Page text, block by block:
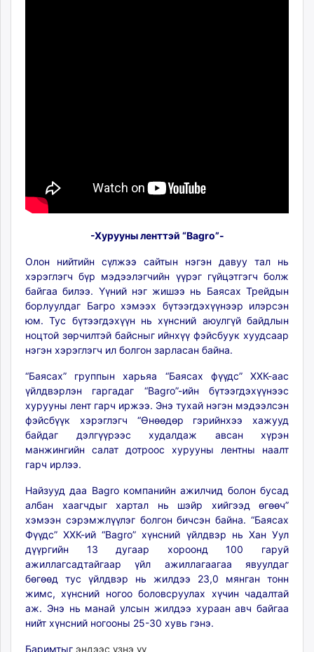
-Хурууны ленттэй “Bagro”-
Олон нийтийн сүлжээ сайтын нэгэн давуу тал нь
хэрэглэгч бүр мэдээлэгчийн үүрэг гүйцэтгэгч болж
байгаа билээ. Үүний нэг жишээ нь Баясах Трейдын
борлуулдаг Багро хэмээх бүтээгдэхүүнээр илэрсэн
юм. Тус бүтээгдэхүүн нь хүнсний аюулгүй байдлын
ноцтой зөрчилтэй байсныг ийнхүү фэйсбуук хуудсаар
нэгэн хэрэглэгч ил болгон зарласан байна.
“Баясах” группын харьяа “Баясах фүүдс” ХХК-аас
үйлдвэрлэн гаргадаг “Bagro”-ийн бүтээгдэхүүнээс
хурууны лент гарч иржээ. Энэ тухай нэгэн мэдээлсэн
фэйсбүүк хэрэглэгч “Өнөөдөр гэрийнхээ хажууд
байдаг дэлгүүрээс худалдаж авсан хүрэн
манжингийн салат дотроос хурууны лентны наалт
гарч ирлээ.
Найзууд даа Bagro компанийн ажилчид болон бусад
албан хаагчдыг хартал нь шэйр хийгээд өгөөч”
хэмээн сэрэмжлүүлэг болгон бичсэн байна. “Баясах
Фүүдс” ХХК-ий “Bagro” хүнсний үйлдвэр нь Хан Уул
дүүргийн 13 дугаар хороонд 100 гаруй
ажиллагсадтайгаар үйл ажиллагаагаа явуулдаг
бөгөөд тус үйлдвэр нь жилдээ 23,0 мянган тонн
жимс, хүнсний ногоо боловсруулах хүчин чадалтай
аж. Энэ нь манай улсын жилдээ хураан авч байгаа
нийт хүнсний ногооны 25-30 хувь гэнэ.
Баримтыг эндээс үзнэ үү